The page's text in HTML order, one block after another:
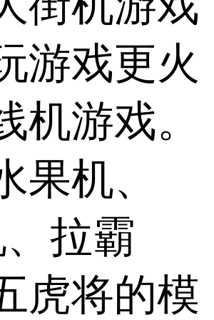
游戏更火
机游戏。
果机、
、拉霸
虎将的模